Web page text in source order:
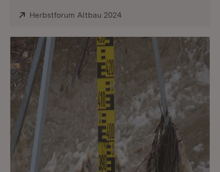
Extern:
Herbstforum Altbau 2024